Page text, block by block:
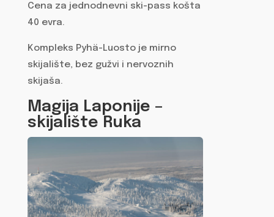
Cena za jednodnevni ski-pass košta
40 evra.
Kompleks Pyhä-Luosto je mirno
skijalište, bez gužvi i nervoznih
skijaša.
Magija Laponije –
skijalište Ruka